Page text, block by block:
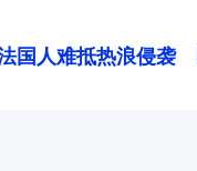
国人难抵热浪侵袭